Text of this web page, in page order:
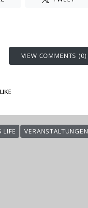
VIEW COMMENTS (0)
LIFE VERANSTALTUNGEN